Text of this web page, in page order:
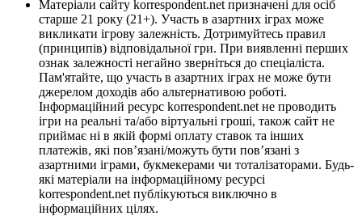
Матеріали сайту korrespondent.net призначені для осіб
старше 21 року (21+). Участь в азартних іграх може
викликати ігрову залежність. Дотримуйтесь правил
(принципів) відповідальної гри. При виявленні перших
ознак залежності негайно зверніться до спеціаліста.
Пам'ятайте, що участь в азартних іграх не може бути
джерелом доходів або альтернативою роботі.
Інформаційний ресурс korrespondent.net не проводить
ігри на реальні та/або віртуальні гроші, також сайт не
приймає ні в якій формі оплату ставок та інших
платежів, які пов’язані/можуть бути пов’язані з
азартними іграми, букмекерами чи тоталізаторами. Будь-
які матеріали на інформаційному ресурсі
korrespondent.net публікуються виключно в
інформаційних цілях.